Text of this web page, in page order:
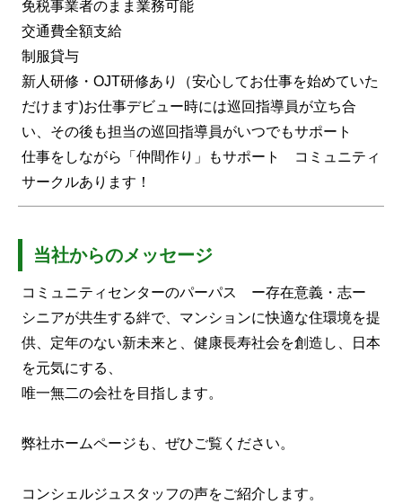
免税事業者のまま業務可能
交通費全額支給
制服貸与
新人研修・OJT研修あり（安心してお仕事を始めていた
だけます)お仕事デビュー時には巡回指導員が立ち合
い、その後も担当の巡回指導員がいつでもサポート
仕事をしながら「仲間作り」もサポート コミュニティ
サークルあります！
当社からのメッセージ
コミュニティセンターのパーパス ー存在意義・志ー
シニアが共生する絆で、マンションに快適な住環境を提
供、定年のない新未来と、健康長寿社会を創造し、日本
を元気にする、
唯一無二の会社を目指します。
弊社ホームページも、ぜひご覧ください。
コンシェルジュスタッフの声をご紹介します。